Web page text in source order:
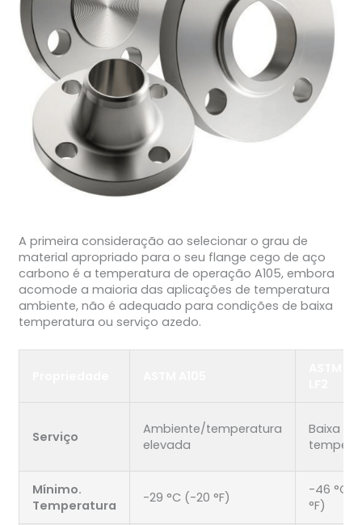
A primeira consideração ao selecionar o grau de
material apropriado para o seu flange cego de aço
carbono é a temperatura de operação A105, embora
acomode a maioria das aplicações de temperatura
ambiente, não é adequado para condições de baixa
temperatura ou serviço azedo.
Serviço
Ambiente/temperatura
elevada
Baixa
Mínimo.
Temperatura
-29 °C (-20 °F)
-46 °C
°F)